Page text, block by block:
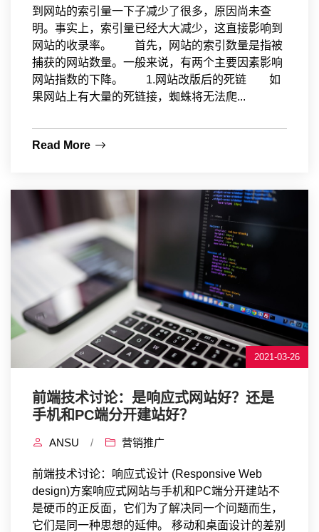
到网站的索引量一下子减少了很多，原因尚未查
明。事实上，索引量已经大大减少，这直接影响到
网站的收录率。 首先，网站的索引数量是指被
捕获的网站数量。一般来说，有两个主要因素影响
网站指数的下降。 1.网站改版后的死链 如
果网站上有大量的死链接，蜘蛛将无法爬...
Read More
2021-03-26
前端技术讨论：是响应式网站好？还是
手机和PC端分开建站好？
ANSU / 营销推广
前端技术讨论：响应式设计 (Responsive Web
design)方案响应式网站与手机和PC端分开建站不
是硬币的正反面，它们为了解决同一个问题而生，
它们是同一种思想的延伸。 移动和桌面设计的差别